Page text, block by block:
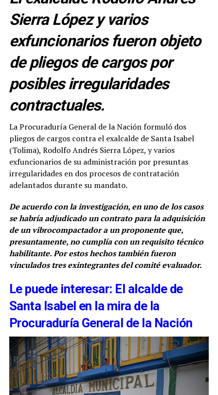
Sierra López y varios
exfuncionarios fueron objeto
de pliegos de cargos por
posibles irregularidades
contractuales.
La Procuraduría General de la Nación formuló dos
pliegos de cargos contra el exalcalde de Santa Isabel
(Tolima), Rodolfo Andrés Sierra López, y varios
exfuncionarios de su administración por presuntas
irregularidades en dos procesos de contratación
adelantados durante su mandato.
De acuerdo con la investigación, en uno de los casos
se habría adjudicado un contrato para la adquisición
de un vibrocompactador a un proponente que,
presuntamente, no cumplía con un requisito técnico
habilitante. Por estos hechos también fueron
vinculados tres exintegrantes del comité evaluador.
Le puede interesar: El alcalde de
Santa Isabel en la mira de la
Procuraduría General de la Nación